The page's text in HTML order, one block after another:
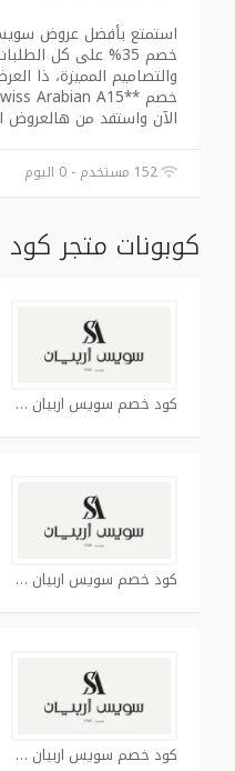
خصم 35% على كل
والتصاميم المميزة، ذا
الآن واستفد من
152 مستخدم - 0 اليوم
كوبونات متجر
كود خصم سويس اربيان كوبون
كود خصم سويس اربيان كوبون
كود خصم سويس اربيان كوبون